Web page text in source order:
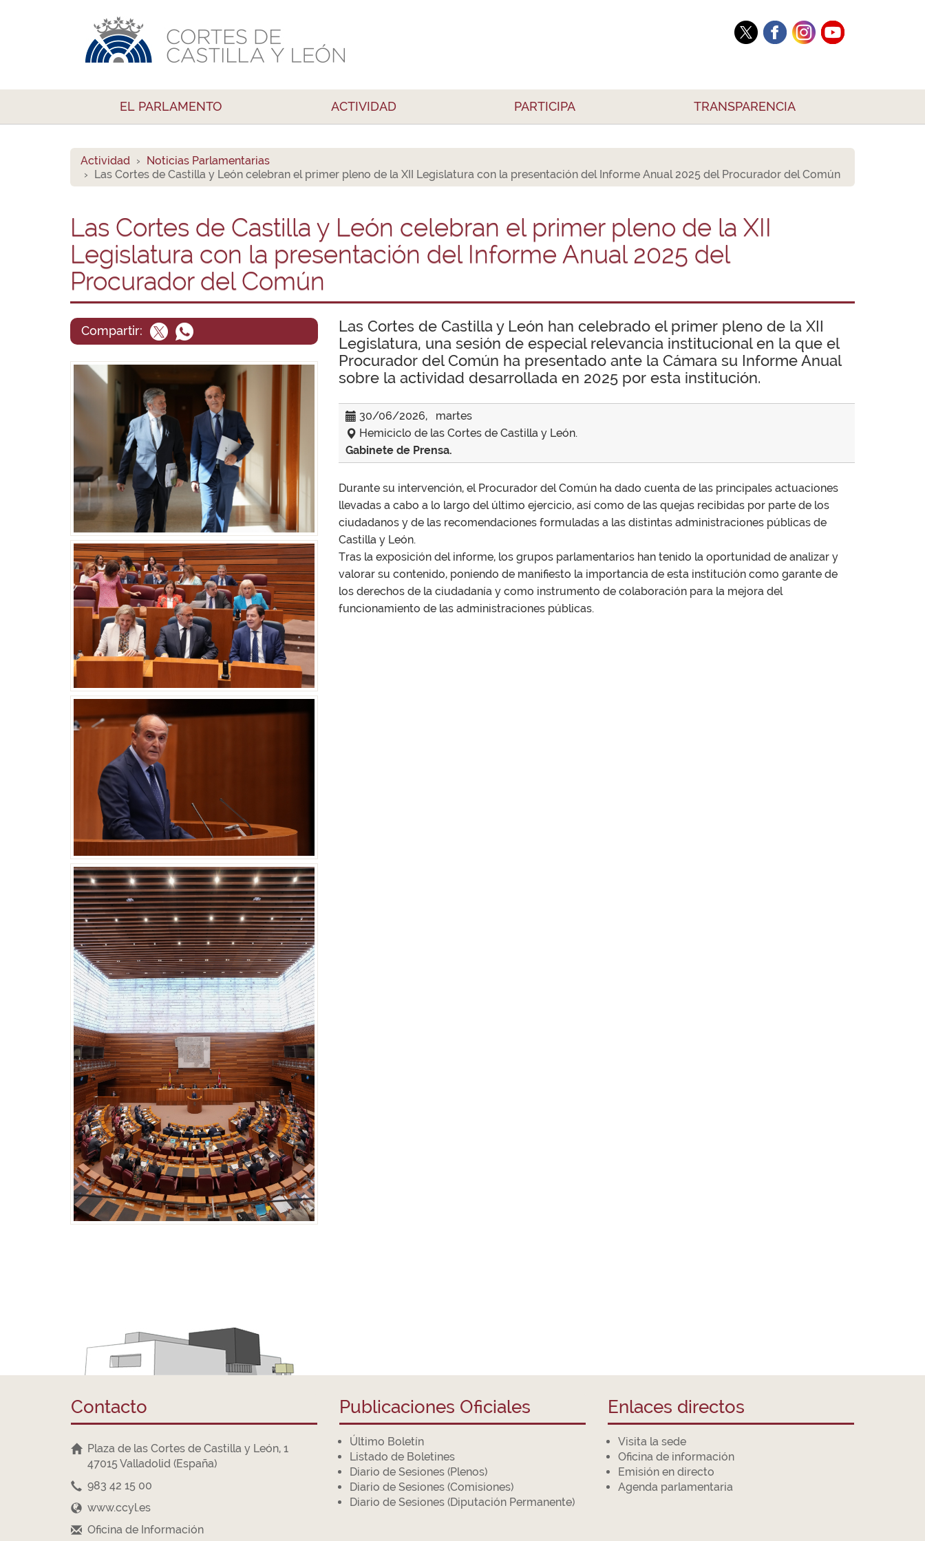
EL PARLAMENTO ACTIVIDAD PARTICIPA TRANSPARENCIA
Actividad
Noticias Parlamentarias
Las Cortes de Castilla y León celebran el primer pleno de la XII Legislatura con la presentación del Informe Anual 2025 del Procurador del Común
Las Cortes de Castilla y León celebran el primer pleno de la XII
Legislatura con la presentación del Informe Anual 2025 del
Procurador del Común
Compartir:
Las Cortes de Castilla y León han celebrado el primer pleno de la XII
Legislatura, una sesión de especial relevancia institucional en la que el
Procurador del Común ha presentado ante la Cámara su Informe Anual
sobre la actividad desarrollada en 2025 por esta institución.
30/06/2026, martes
Hemiciclo de las Cortes de Castilla y León.
Gabinete de Prensa.
Durante su intervención, el Procurador del Común ha dado cuenta de las principales actuaciones
llevadas a cabo a lo largo del último ejercicio, así como de las quejas recibidas por parte de los
ciudadanos y de las recomendaciones formuladas a las distintas administraciones públicas de
Castilla y León.
Tras la exposición del informe, los grupos parlamentarios han tenido la oportunidad de analizar y
valorar su contenido, poniendo de manifiesto la importancia de esta institución como garante de
los derechos de la ciudadanía y como instrumento de colaboración para la mejora del
funcionamiento de las administraciones públicas.
Contacto
Plaza de las Cortes de Castilla y León, 1
47015 Valladolid (España)
983 42 15 00
www.ccyl.es
Oficina de Información
Publicaciones Oficiales
Último Boletín
Listado de Boletines
Diario de Sesiones (Plenos)
Diario de Sesiones (Comisiones)
Diario de Sesiones (Diputación Permanente)
Enlaces directos
Visita la sede
Oficina de información
Emisión en directo
Agenda parlamentaria